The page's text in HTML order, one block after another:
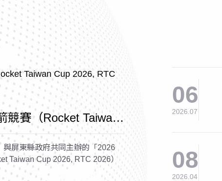
競賽（Rocket Taiwan
2026）
與屏東縣政府共同主辦的「2026
Taiwan Cup 2026, RTC 2026）
06
2026.07
08
2026.04